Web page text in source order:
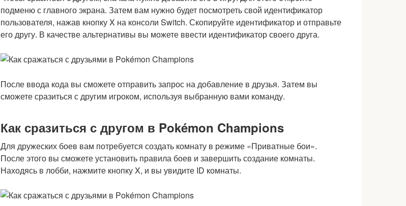
подменю с главного экрана. Затем вам нужно будет посмотреть свой идентификатор
пользователя, нажав кнопку X на консоли Switch. Скопируйте идентификатор и отправьте
его другу. В качестве альтернативы вы можете ввести идентификатор своего друга.
После ввода кода вы сможете отправить запрос на добавление в друзья. Затем вы
сможете сразиться с другим игроком, используя выбранную вами команду.
Как сразиться с другом в Pokémon Champions
Для дружеских боев вам потребуется создать комнату в режиме «Приватные бои».
После этого вы сможете установить правила боев и завершить создание комнаты.
Находясь в лобби, нажмите кнопку X, и вы увидите ID комнаты.